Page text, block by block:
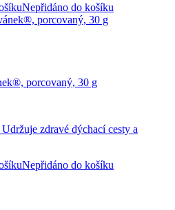
Nepřidáno do košíku
porcovaný, 30 g
zdravé dýchací cesty a
Nepřidáno do košíku